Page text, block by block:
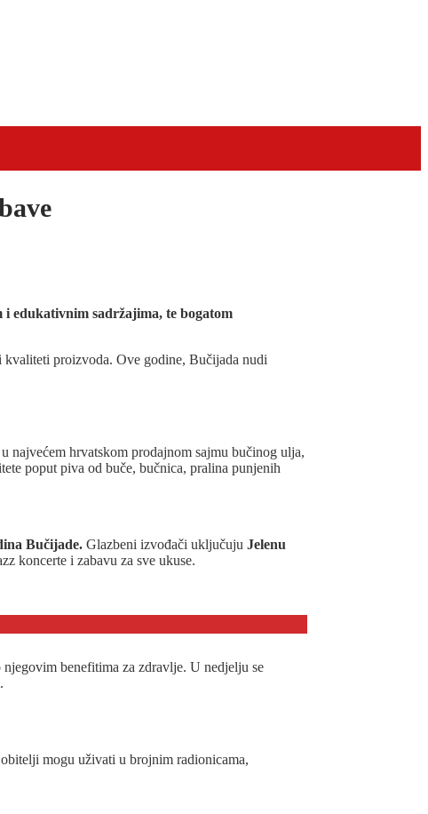
i edukativnim sadržajima, te bogatom
proizvoda. Ove godine, Bučijada nudi
hrvatskom prodajnom sajmu bučinog ulja,
poput piva od buče, bučnica, pralina punjenih
Bučijade. Glazbeni izvođači uključuju Jelenu
koncerte i zabavu za sve ukuse.
benefitima za zdravlje. U nedjelju se
mogu uživati u brojnim radionicama,